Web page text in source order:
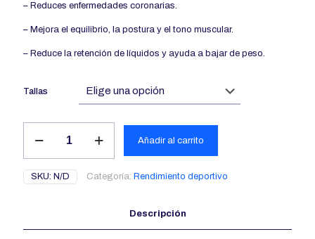
– Reduces enfermedades coronarias.
– Mejora el equilibrio, la postura y el tono muscular.
– Reduce la retención de líquidos y ayuda a bajar de peso.
Tallas
para
cantidad
Añadir al carrito
SKU: N/D Categoría: Rendimiento deportivo
Descripción